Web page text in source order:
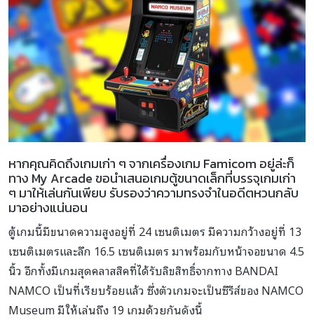
หากคุณคิดถึงเกมเก่า ๆ จากเครื่องเกม Famicom อยู่ล่ะก็
ทาง My Arcade ขอนำเสนอเกมตู้ขนาดเล็กที่บรรจุเกมเก่า
ๆ มาให้เล่นกันเพียบ รับรองว่าความทรงจำในอดีตหวนกลับ
มาอย่างแน่นอน
ตู้เกมนี้มีขนาดความสูงอยู่ที่ 24 เซนติเมตร มีความกว้างอยู่ที่ 13
เซนติเมตรและลึก 16.5 เซนติเมตร มาพร้อมกับหน้าจอขนาด 4.5
นิ้ว อีกทั้งมีเกมสุดคลาสสิคที่ได้รับลิขสิทธิ์จากทาง BANDAI
NAMCO เป็นที่เรียบร้อยแล้ว ซึ่งตัวเกมจะเป็นซีรีส์ของ NAMCO
Museum มีให้เล่นถึง 19 เกมด้วยกันดังนี้